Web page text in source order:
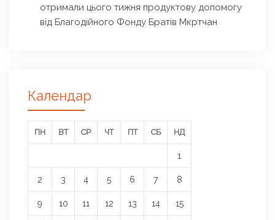
отримали цього тижня продуктову допомогу
від Благодійного Фонду Братів Мкртчан
Календар
ПН ВТ СР ЧТ ПТ СБ НД
1
2 3 4 5 6 7 8
9 10 11 12 13 14 15